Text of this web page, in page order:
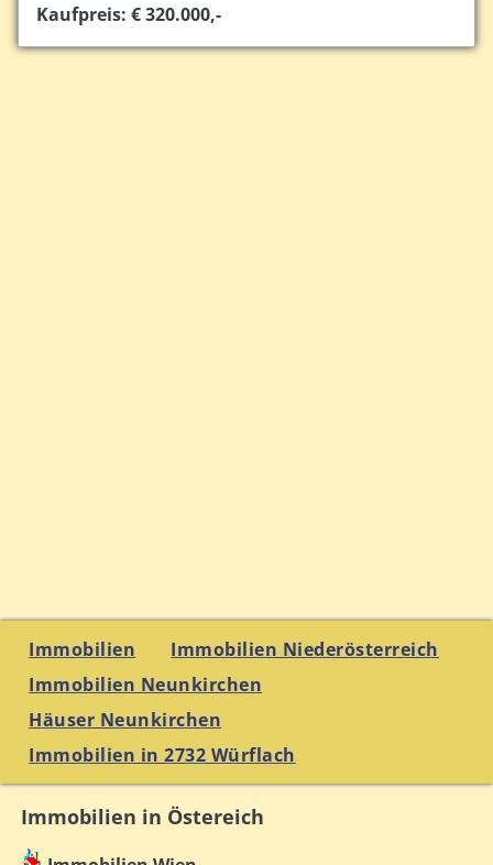
Kaufpreis: € 320.000,-
Immobilien
Immobilien Niederösterreich
Immobilien Neunkirchen
Häuser Neunkirchen
Immobilien in 2732 Würflach
Immobilien in Östereich